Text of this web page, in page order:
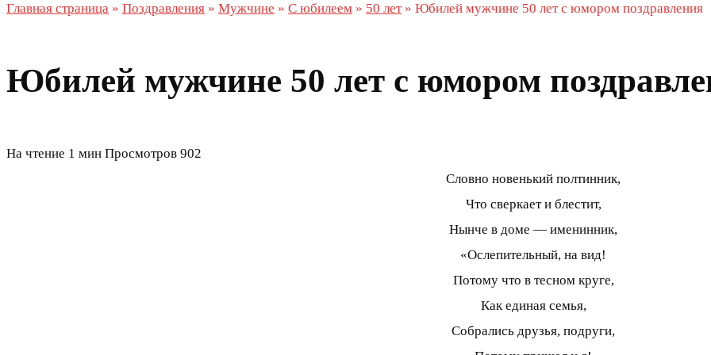
Главная страница » Поздравления » Мужчине » С юбилеем » 50 лет» Юбилей мужчине 50 лет с юмором поздравления
Юбилей мужчине 50 лет с юмором
На чтение 1 мин Просмотров 902
Словно новенький полтинник,
Что сверкает и блестит,
Нынче в доме — именинник,
«Ослепительный, на вид!
Потому что в тесном круге,
Как единая семья,
Собрались друзья, подруги,